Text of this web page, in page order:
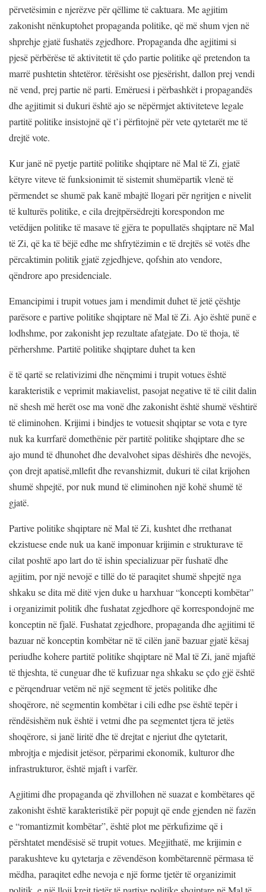
përvetësimin e njerëzve për qëllime të caktuara. Me agjitim
zakonisht nënkuptohet propaganda politike, që më shum vjen në
shprehje gjatë fushatës zgjedhore. Propaganda dhe agjitimi si
pjesë përbërëse të aktivitetit të çdo partie politike që pretendon ta
marrë pushtetin shtetëror. tërësisht ose pjesërisht, dallon prej vendi
në vend, prej partie në parti. Emëruesi i përbashkët i propagandës
dhe agjitimit si dukuri është ajo se nëpërmjet aktiviteteve legale
partitë politike insistojnë që t’i përfitojnë për vete qytetarët me të
drejtë vote.
Kur janë në pyetje partitë politike shqiptare në Mal të Zi, gjatë
këtyre viteve të funksionimit të sistemit shumëpartik vlenë të
përmendet se shumë pak kanë mbajtë llogari për ngritjen e nivelit
të kulturës politike, e cila drejtpërsëdrejti korespondon me
vetëdijen politike të masave të gjëra te popullatës shqiptare në Mal
të Zi, që ka të bëjë edhe me shfrytëzimin e të drejtës së votës dhe
përcaktimin politik gjatë zgjedhjeve, qofshin ato vendore,
qëndrore apo presidenciale.
Emancipimi i trupit votues jam i mendimit duhet të jetë çështje
parësore e partive politike shqiptare në Mal të Zi. Ajo është punë e
lodhshme, por zakonisht jep rezultate afatgjate. Do të thoja, të
përhershme. Partitë politike shqiptare duhet ta ken
ë të qartë se relativizimi dhe nënçmimi i trupit votues është
karakteristik e veprimit makiavelist, pasojat negative të të cilit dalin
në shesh më herët ose ma vonë dhe zakonisht është shumë vështirë
të eliminohen. Krijimi i bindjes te votuesit shqiptar se vota e tyre
nuk ka kurrfarë domethënie për partitë politike shqiptare dhe se
ajo mund të dhunohet dhe devalvohet sipas dëshirës dhe nevojës,
çon drejt apatisë,mllefit dhe revanshizmit, dukuri të cilat krijohen
shumë shpejtë, por nuk mund të eliminohen një kohë shumë të
gjatë.
Partive politike shqiptare në Mal të Zi, kushtet dhe rrethanat
ekzistuese ende nuk ua kanë imponuar krijimin e strukturave të
cilat poshtë apo lart do të ishin specializuar për fushatë dhe
agjitim, por një nevojë e tillë do të paraqitet shumë shpejtë nga
shkaku se dita më ditë vjen duke u harxhuar “koncepti kombëtar”
i organizimit politik dhe fushatat zgjedhore që korrespondojnë me
konceptin në fjalë. Fushatat zgjedhore, propaganda dhe agjitimi të
bazuar në konceptin kombëtar në të cilën janë bazuar gjatë kësaj
periudhe kohere partitë politike shqiptare në Mal të Zi, janë mjaftë
të thjeshta, të cunguar dhe të kufizuar nga shkaku se çdo gjë është
e përqendruar vetëm në një segment të jetës politike dhe
shoqërore, në segmentin kombëtar i cili edhe pse është tepër i
rëndësishëm nuk është i vetmi dhe pa segmentet tjera të jetës
shoqërore, si janë liritë dhe të drejtat e njeriut dhe qytetarit,
mbrojtja e mjedisit jetësor, përparimi ekonomik, kulturor dhe
infrastrukturor, është mjaft i varfër.
Agjitimi dhe propaganda që zhvillohen në suazat e kombëtares që
zakonisht është karakteristikë për popujt që ende gjenden në fazën
e “romantizmit kombëtar”, është plot me përkufizime që i
përshtatet mendësisë së trupit votues. Megjithatë, me krijimin e
parakushteve ku qytetarja e zëvendëson kombëtarennë përmasa të
mëdha, paraqitet edhe nevoja e një forme tjetër të organizimit